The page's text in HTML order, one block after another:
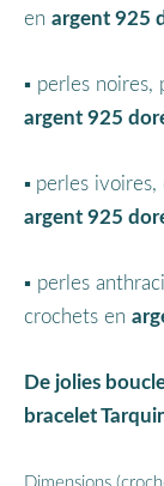
en argent 925
▪︎ perles
argent 925
▪︎ perles
argent 925
▪︎ perles
crochets en
De jolies
bracelet
Dimensions